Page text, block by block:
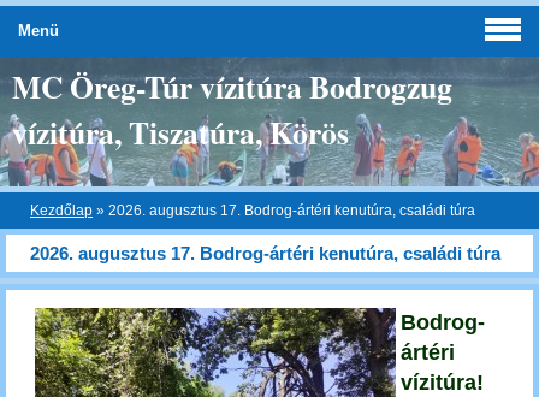
MC Öreg-Túr vízitúra Bodrogzug
vízitúra, Tiszatúra, Körös
Kezdőlap » 2026. augusztus 17. Bodrog-ártéri kenutúra, családi túra
2026. augusztus 17. Bodrog-ártéri kenutúra, családi túra
Bodrog-
ártéri
vízitúra!
Menü